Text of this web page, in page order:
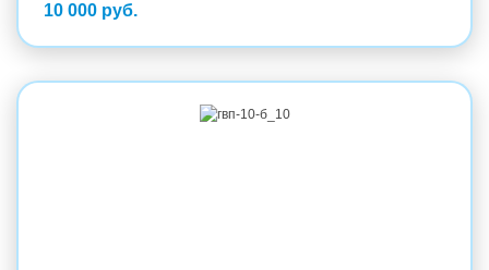
10 000 руб.